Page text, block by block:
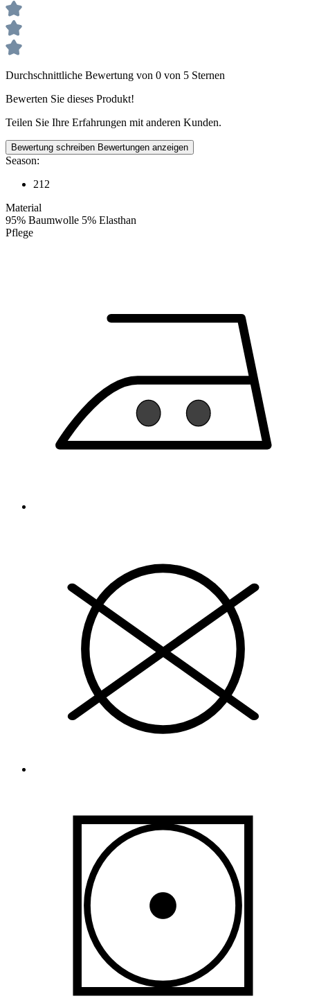
Durchschnittliche Bewertung von 0 von 5 Sternen
Bewerten Sie dieses Produkt!
Teilen Sie Ihre Erfahrungen mit anderen Kunden.
Bewertung schreiben Bewertungen anzeigen
Season:
212
Material
95% Baumwolle 5% Elasthan
Pflege